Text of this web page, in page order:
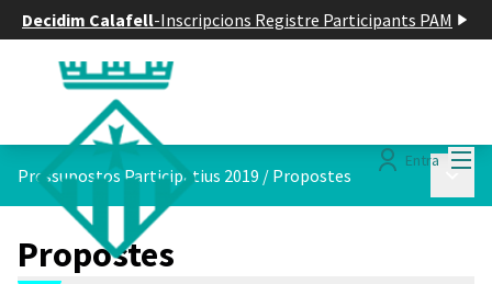
Decidim Calafell-Inscripcions Registre Participants PAM
Entra
Pressupostos Participatius 2019 / Propostes
Propostes